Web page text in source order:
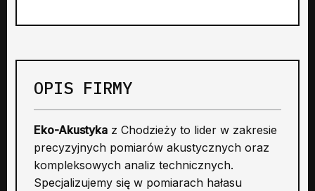
OPIS FIRMY
Eko-Akustyka z Chodzieży to lider w zakresie
precyzyjnych pomiarów akustycznych oraz
kompleksowych analiz technicznych.
Specjalizujemy się w pomiarach hałasu